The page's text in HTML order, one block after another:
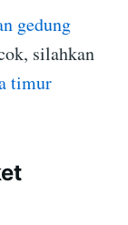
gedung
silahkan
timur